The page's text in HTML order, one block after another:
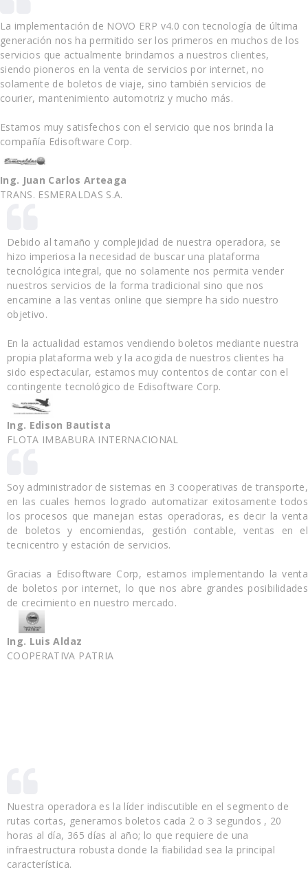
La implementación de NOVO ERP v4.0 con tecnología de última
generación nos ha permitido ser los primeros en muchos de los
servicios que actualmente brindamos a nuestros clientes,
siendo pioneros en la venta de servicios por internet, no
solamente de boletos de viaje, sino también servicios de
courier, mantenimiento automotriz y mucho más.
Estamos muy satisfechos con el servicio que nos brinda la
compañía Edisoftware Corp.
Ing. Juan Carlos Arteaga
TRANS. ESMERALDAS S.A.
Debido al tamaño y complejidad de nuestra operadora, se
hizo imperiosa la necesidad de buscar una plataforma
tecnológica integral, que no solamente nos permita vender
nuestros servicios de la forma tradicional sino que nos
encamine a las ventas online que siempre ha sido nuestro
objetivo.
En la actualidad estamos vendiendo boletos mediante nuestra
propia plataforma web y la acogida de nuestros clientes ha
sido espectacular, estamos muy contentos de contar con el
contingente tecnológico de Edisoftware Corp.
Ing. Edison Bautista
FLOTA IMBABURA INTERNACIONAL
Soy administrador de sistemas en 3 cooperativas de transporte,
en las cuales hemos logrado automatizar exitosamente todos
los procesos que manejan estas operadoras, es decir la venta
de boletos y encomiendas, gestión contable, ventas en el
tecnicentro y estación de servicios.
Gracias a Edisoftware Corp, estamos implementando la venta
de boletos por internet, lo que nos abre grandes posibilidades
de crecimiento en nuestro mercado.
Ing. Luis Aldaz
COOPERATIVA PATRIA
Nuestra operadora es la líder indiscutible en el segmento de
rutas cortas, generamos boletos cada 2 o 3 segundos , 20
horas al día, 365 días al año; lo que requiere de una
infraestructura robusta donde la fiabilidad sea la principal
característica.